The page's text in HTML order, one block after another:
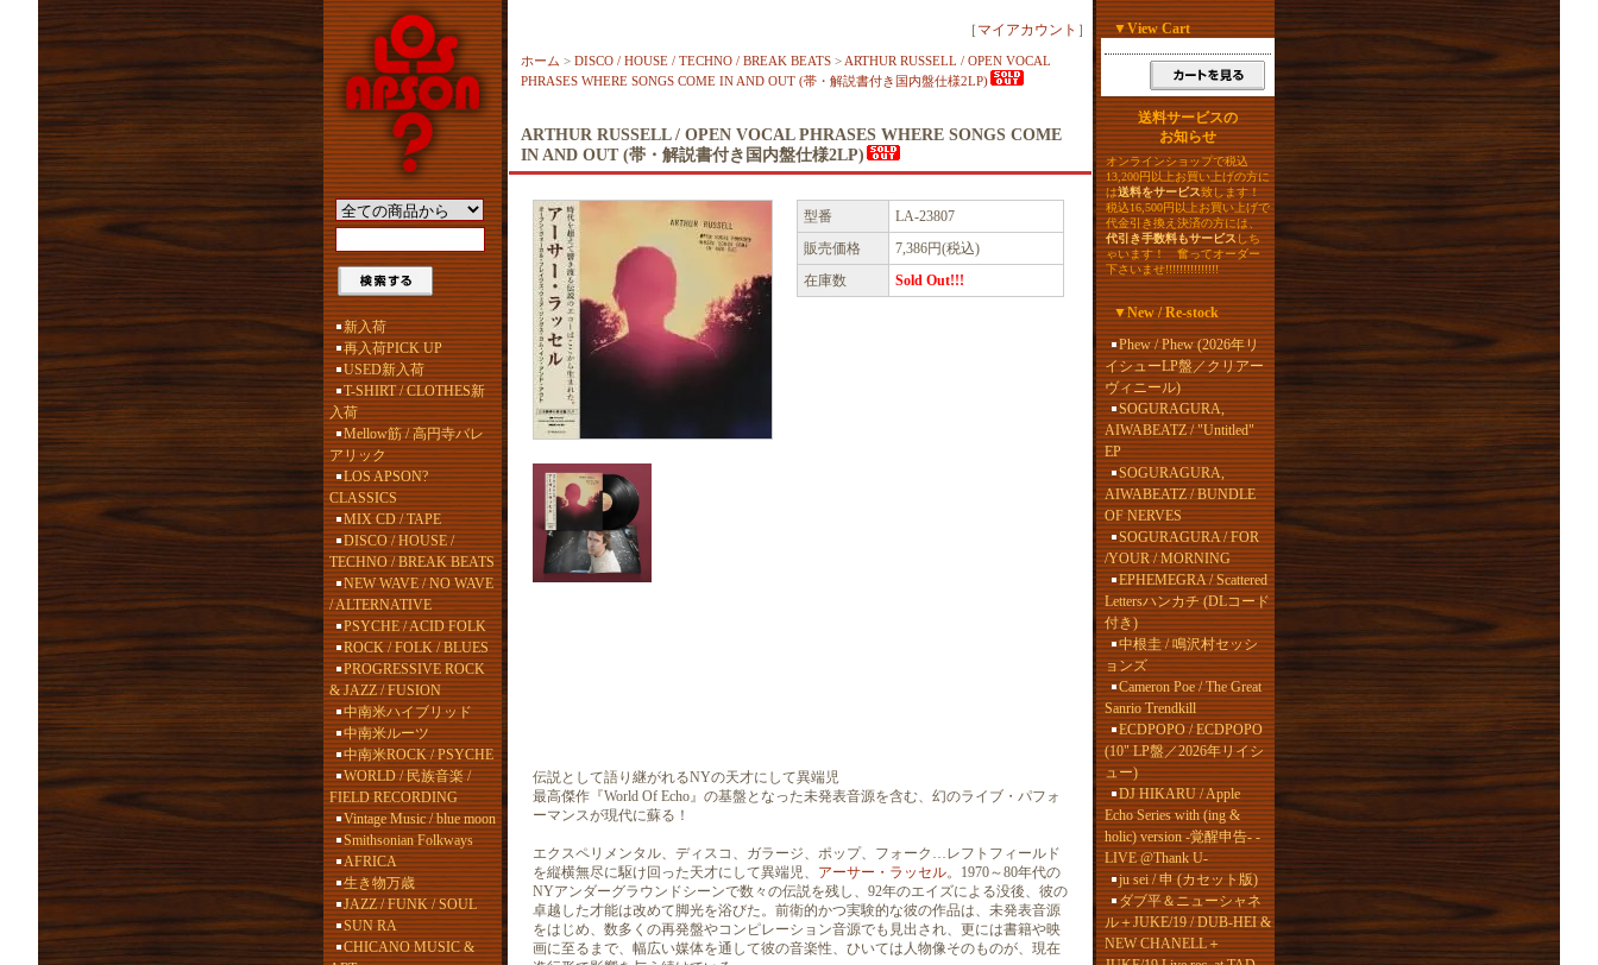
新入荷
再入荷PICK UP
USED新入荷
T-SHIRT / CLOTHES新
入荷
Mellow筋 / 高円寺バレ
アリック
LOS APSON?
CLASSICS
MIX CD / TAPE
DISCO / HOUSE /
TECHNO / BREAK BEATS
NEW WAVE / NO WAVE
/ ALTERNATIVE
PSYCHE / ACID FOLK
ROCK / FOLK / BLUES
PROGRESSIVE ROCK
& JAZZ / FUSION
中南米ハイブリッド
中南米ルーツ
中南米ROCK / PSYCHE
WORLD / 民族音楽 /
FIELD RECORDING
Vintage Music / blue moon
Smithsonian Folkways
AFRICA
生き物万歳
JAZZ / FUNK / SOUL
SUN RA
CHICANO MUSIC &
［ マイアカウント ］
ホーム > DISCO / HOUSE / TECHNO / BREAK BEATS > ARTHUR RUSSELL / OPEN VOCAL
PHRASES WHERE SONGS COME IN AND OUT (帯・解説書付き国内盤仕様2LP)
ARTHUR RUSSELL / OPEN VOCAL PHRASES WHERE SONGS COME
IN AND OUT (帯・解説書付き国内盤仕様2LP)
型番
LA-23807
販売価格
7,386円(税込)
在庫数
Sold Out!!!
伝説として語り継がれるNYの天才にして異端児
最高傑作『World Of Echo』の基盤となった未発表音源を含む、幻のライブ・パフォ
ーマンスが現代に蘇る！
エクスペリメンタル、ディスコ、ガラージ、ポップ、フォーク…レフトフィールド
を縦横無尽に駆け回った天才にして異端児、 アーサー・ラッセル。1970～80年代の
NYアンダーグラウンドシーンで数々の伝説を残し、92年のエイズによる没後、彼の
卓越した才能は改めて脚光を浴びた。前衛的かつ実験的な彼の作品は、未発表音源
をはじめ、数多くの再発盤やコンピレーション音源でも見出され、更には書籍や映
画に至るまで、幅広い媒体を通して彼の音楽性、ひいては人物像そのものが、現在
▼View Cart
送料サービスの
お知らせ
オンラインショップで税込
13,200円以上お買い上げの方に
は送料をサービス致します！
税込16,500円以上お買い上げで
代金引き換え決済の方には、
代引き手数料もサービスしち
ゃいます！ 奮ってオーダー
下さいませ!!!!!!!!!!!!!!!
▼New / Re-stock
Phew / Phew (2026年リ
イシューLP盤／クリアー
ヴィニール)
SOGURAGURA,
AIWABEATZ / "Untitled"
EP
SOGURAGURA,
AIWABEATZ / BUNDLE
OF NERVES
SOGURAGURA / FOR
/YOUR / MORNING
EPHEMEGRA / Scattered
Lettersハンカチ (DLコード
付き)
中根圭 / 鳴沢村セッシ
ョンズ
Cameron Poe / The Great
Sanrio Trendkill
ECDPOPO / ECDPOPO
(10" LP盤／2026年リイシ
ュー)
DJ HIKARU / Apple
Echo Series with (ing &
holic) version -覚醒申告- -
LIVE @Thank U-
ju sei / 申 (カセット版)
ダブ平＆ニューシャネ
ル＋JUKE/19 / DUB-HEI &
NEW CHANELL＋